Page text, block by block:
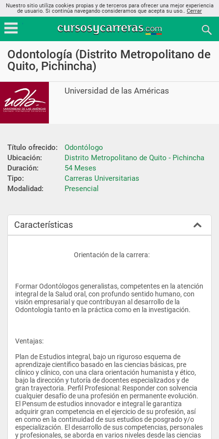
Nuestro sitio utiliza cookies propias y de terceros para ofrecer una mejor experiencia
de usuario. Si continúa navegando consideramos que acepta su uso.. Cerrar
Odontología (Distrito Metropolitano de
Quito, Pichincha)
Universidad de las Américas
Título ofrecido:
Odontólogo
Ubicación:
Distrito Metropolitano de Quito - Pichincha
Duración:
54 Meses
Tipo:
Carreras Universitarias
Modalidad:
Presencial
Características
					Orientación de la carrera:
Formar Odontólogos generalistas, competentes en la atención
integral de la Salud oral, con profundo sentido humano, con
visión empresarial y que contribuyan al desarrollo de la
Odontología tanto en la práctica como en la investigación.
Ventajas:
Plan de Estudios integral, bajo un riguroso esquema de
aprendizaje científico basado en las ciencias básicas, pre
clínico y clínico, con una clara orientación humanista y ético,
bajo la dirección y tutoría de docentes especializados y de
gran trayectoria. Perfil Profesional: Responder con solvencia
cualquier desafío de una profesión en permanente evolución.
El Pensum de estudios innovador e integral le garantiza
adquirir gran competencia en el ejercicio de su profesión, así
en como en la continuidad de sus estudios de posgrado y/o
especialización. El desarrollo de sus competencias, personales
y profesionales, se aborda en varios niveles desde las ciencias